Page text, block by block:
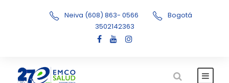
Neiva (608) 863- 0566
Bogotá
3502142363